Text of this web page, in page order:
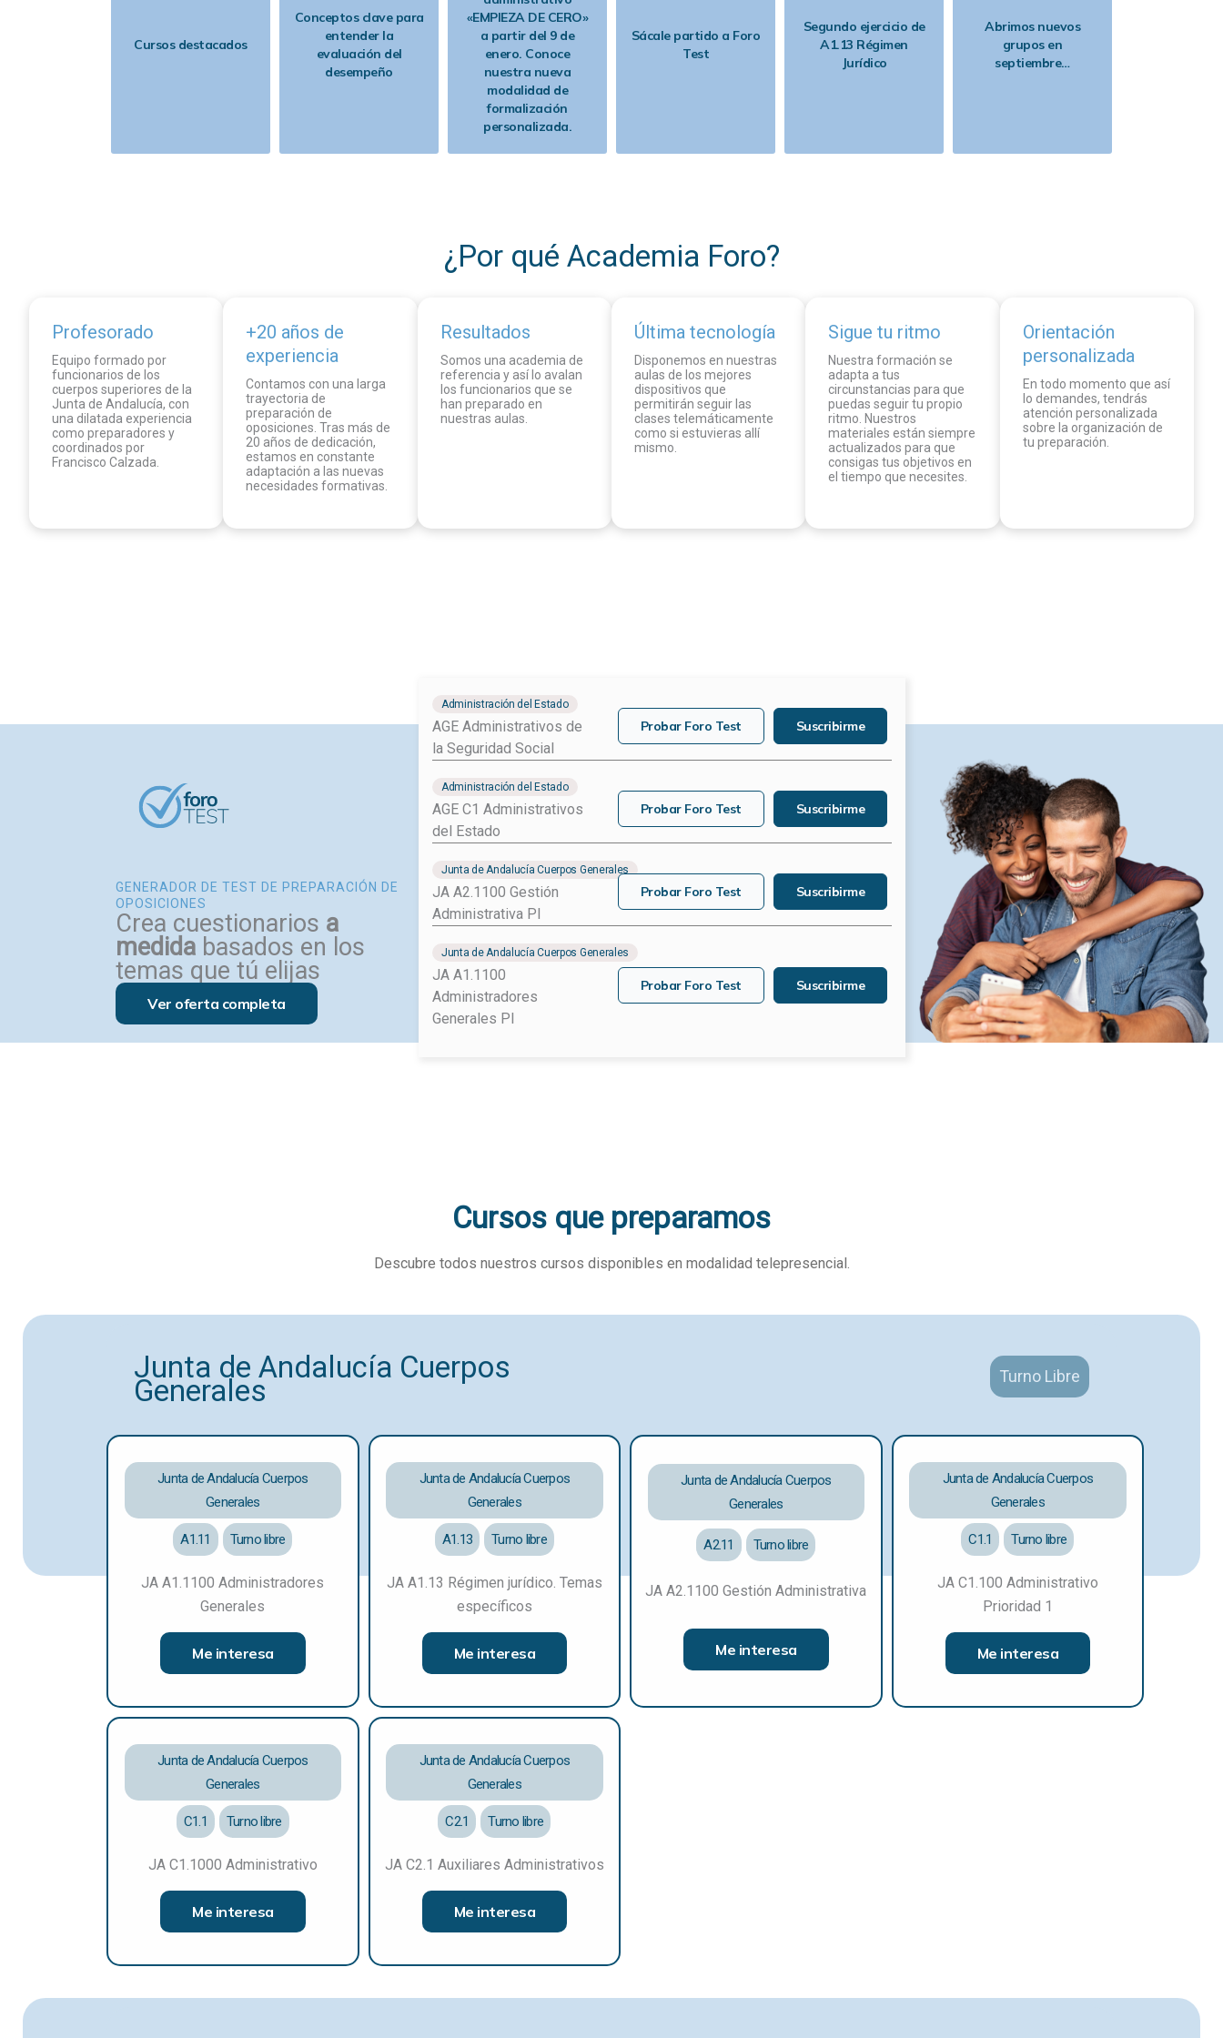
Conceptos clave para
entender la
evaluación del
administrativo
«EMPIEZA DE CERO»
a partir del 9 de
enero. Conoce
nuestra nueva
modalidad de
formalización
Sácale partido a Foro
Segundo ejercicio de
A1.13 Régimen
Abrimos nuevos
grupos en
¿Por qué Academia Foro?
Profesorado
Equipo formado por
funcionarios de los
cuerpos superiores de la
Junta de Andalucía, con
una dilatada experiencia
como preparadores y
coordinados por
+20 años de
experiencia
Contamos con una larga
trayectoria de
preparación de
oposiciones. Tras más de
20 años de dedicación,
estamos en constante
adaptación a las nuevas
Resultados
Somos una academia de
referencia y así lo avalan
los funcionarios que se
han preparado en
Última tecnología
Disponemos en nuestras
aulas de los mejores
dispositivos que
permitirán seguir las
clases telemáticamente
como si estuvieras allí
Sigue tu ritmo
Nuestra formación se
adapta a tus
circunstancias para que
puedas seguir tu propio
ritmo. Nuestros
materiales están siempre
actualizados para que
consigas tus objetivos en
Orientación
personalizada
En todo momento que así
lo demandes, tendrás
atención personalizada
sobre la organización de
GENERADOR DE TEST DE PREPARACIÓN DE
OPOSICIONES
Crea cuestionarios a
medidabasados en los
temas que tú elijas
Ver oferta completa
Administración del Estado
AGE Administrativos de
Probar Foro Test Suscribirme
Administración del Estado
AGE C1 Administrativos
Probar Foro Test Suscribirme
Junta de Andalucía Cuerpos Generales
JA A2.1100 Gestión
Probar Foro Test Suscribirme
Junta de Andalucía Cuerpos Generales
JA A1.1100
Administradores
Probar Foro Test Suscribirme
Cursos que preparamos
Junta de Andalucía Cuerpos
Generales Turno Libre
Junta de Andalucía Cuerpos
Generales
A1.11 Turno libre
JA A1.1100 Administradores
Me interesa
Junta de Andalucía Cuerpos
Generales
A1.13 Turno libre
JA A1.13 Régimen jurídico. Temas
Me interesa
Junta de Andalucía Cuerpos
Generales
A2.11 Turno libre
Me interesa
Junta de Andalucía Cuerpos
Generales
C1.1 Turno libre
JA C1.100 Administrativo
Me interesa
Junta de Andalucía Cuerpos
Generales
C1.1 Turno libre
Me interesa
Junta de Andalucía Cuerpos
Generales
C2.1 Turno libre
Me interesa